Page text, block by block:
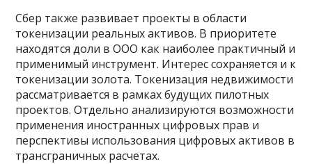
Сбер также развивает проекты в области
токенизации реальных активов. В приоритете
находятся доли в ООО как наиболее практичный и
применимый инструмент. Интерес сохраняется и к
токенизации золота. Токенизация недвижимости
рассматривается в рамках будущих пилотных
проектов. Отдельно анализируются возможности
применения иностранных цифровых прав и
перспективы использования цифровых активов в
трансграничных расчетах.